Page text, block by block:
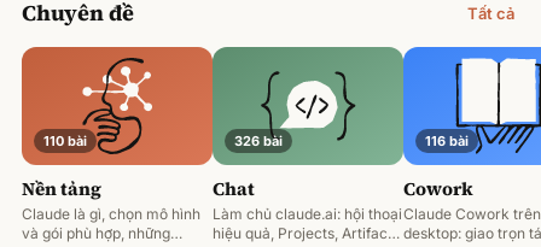
Chuyên đề Tất cả
110 bài
Nền tảng
Claude là gì, chọn mô hình
và gói phù hợp, những
326 bài
Chat
Làm chủ claude.ai: hội thoại
hiệu quả, Projects, Artifacts
116 bài
Cowork
Claude Cowork trên
desktop: giao trọn